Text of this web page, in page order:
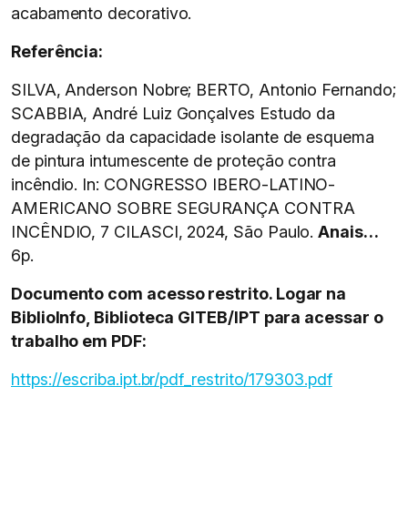
acabamento decorativo.
Referência:
SILVA, Anderson Nobre; BERTO, Antonio Fernando;
SCABBIA, André Luiz Gonçalves Estudo da
degradação da capacidade isolante de esquema
de pintura intumescente de proteção contra
incêndio. In: CONGRESSO IBERO-LATINO-
AMERICANO SOBRE SEGURANÇA CONTRA
INCÊNDIO, 7 CILASCI, 2024, São Paulo.Anais…
6p.
Documento com acesso restrito. Logar na
BiblioInfo, Biblioteca GITEB/IPT para acessar o
trabalho em PDF:
https://escriba.ipt.br/pdf_restrito/179303.pdf